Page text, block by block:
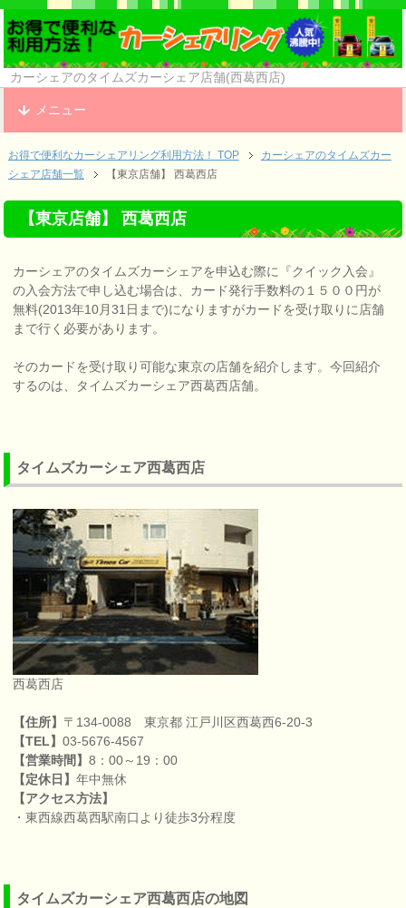
カーシェアのタイムズカーシェア店舗(西葛西店)
メニュー
お得で便利なカーシェアリング利用方法！ TOP
カーシェアのタイムズカー
シェア店舗一覧
【東京店舗】 西葛西店
【東京店舗】 西葛西店
カーシェアのタイムズカーシェアを申込む際に『クイック入会』
の入会方法で申し込む場合は、カード発行手数料の１５００円が
無料(2013年10月31日まで)になりますがカードを受け取りに店舗
まで行く必要があります。
そのカードを受け取り可能な東京の店舗を紹介します。今回紹介
するのは、タイムズカーシェア西葛西店舗。
タイムズカーシェア西葛西店
西葛西店
【住所】 〒134-0088 東京都 江戸川区西葛西6-20-3
【TEL】03-5676-4567
【営業時間】8：00～19：00
【定休日】年中無休
【アクセス方法】
・東西線西葛西駅南口より徒歩3分程度
タイムズカーシェア西葛西店の地図